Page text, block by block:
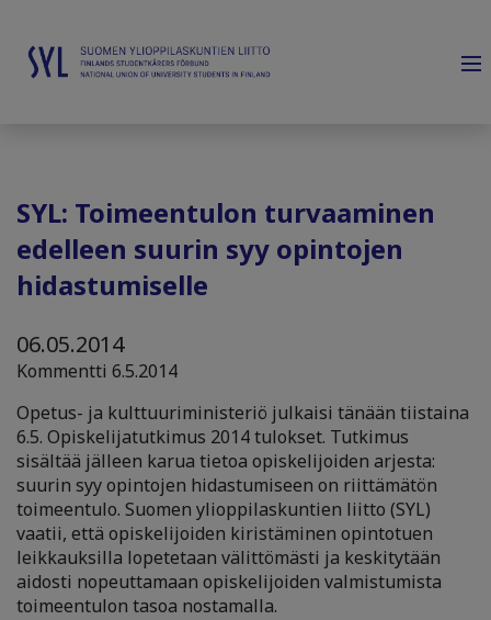
SYL: Toimeentulon turvaaminen
edelleen suurin syy opintojen
hidastumiselle
06.05.2014
Kommentti 6.5.2014
Opetus- ja kulttuuriministeriö julkaisi tänään tiistaina
6.5. Opiskelijatutkimus 2014 tulokset. Tutkimus
sisältää jälleen karua tietoa opiskelijoiden arjesta:
suurin syy opintojen hidastumiseen on riittämätön
toimeentulo. Suomen ylioppilaskuntien liitto (SYL)
vaatii, että opiskelijoiden kiristäminen opintotuen
leikkauksilla lopetetaan välittömästi ja keskitytään
aidosti nopeuttamaan opiskelijoiden valmistumista
toimeentulon tasoa nostamalla.